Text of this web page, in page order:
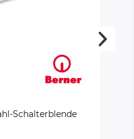
Schalterblende